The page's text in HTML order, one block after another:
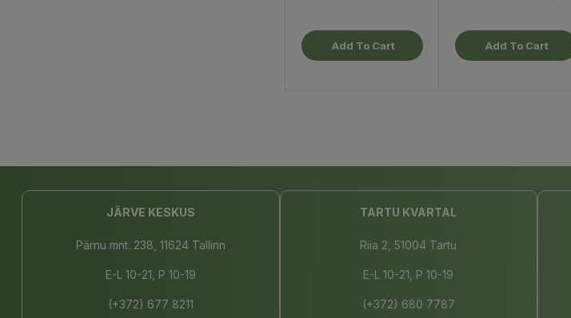
Add To Cart Add To Cart
JÄRVE KESKUS
Pärnu mnt. 238, 11624 Tallinn
E-L 10-21, P 10-19
(+372) 677 8211
TARTU KVARTAL
Riia 2, 51004 Tartu
E-L 10-21, P 10-19
(+372) 680 7787